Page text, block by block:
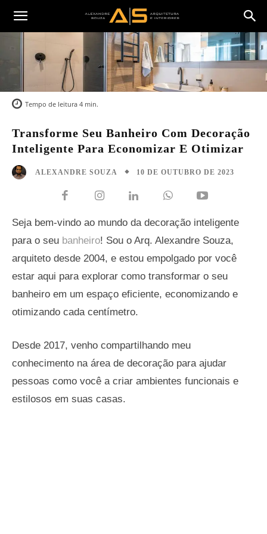
Arquitetura
Tempo de leitura 4 min.
Transforme Seu Banheiro Com Decoração
Inteligente Para Economizar E Otimizar
ALEXANDRE SOUZA 10 DE OUTUBRO DE 2023
Seja bem-vindo ao mundo da decoração inteligente
para o seu banheiro! Sou o Arq. Alexandre Souza,
arquiteto desde 2004, e estou empolgado por você
estar aqui para explorar como transformar o seu
banheiro em um espaço eficiente, economizando e
otimizando cada centímetro.
Desde 2017, venho compartilhando meu
conhecimento na área de decoração para ajudar
pessoas como você a criar ambientes funcionais e
estilosos em suas casas.